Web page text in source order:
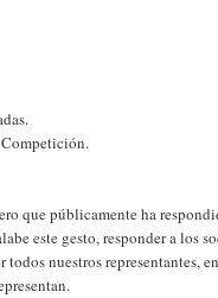
que públicamente ha
este gesto, responder a los
todos nuestros representantes,